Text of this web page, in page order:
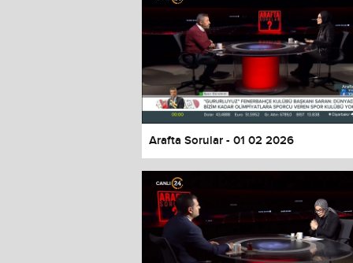
Arafta Sorular - 01 02 2026